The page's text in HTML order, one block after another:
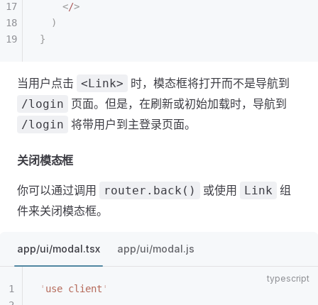
    <
/>
  )
}
当用户点击 <Link> 时，模态框将打开而不是导航到
/login 页面。但是，在刷新或初始加载时，导航到
/login 将带用户到主登录页面。
关闭模态框
你可以通过调用 router.back() 或使用 Link 组
件来关闭模态框。
app/ui/modal.tsx app/ui/modal.js
' use client '